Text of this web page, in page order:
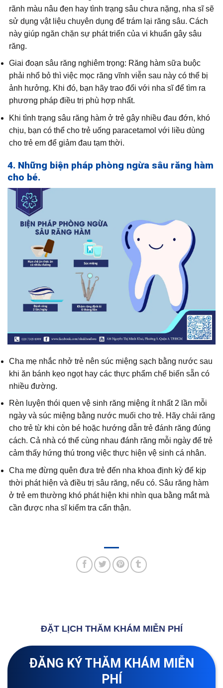
rãnh màu nâu đen hay tình trạng sâu chưa nặng, nha sĩ sẽ
sử dụng vật liệu chuyên dụng để trám lại răng sâu. Cách
này giúp ngăn chặn sự phát triển của vi khuẩn gây sâu
răng.
Giai đoạn sâu răng nghiêm trọng: Răng hàm sữa buộc
phải nhổ bỏ thì việc mọc răng vĩnh viễn sau này có thể bị
ảnh hưởng. Khi đó, bạn hãy trao đổi với nha sĩ để tìm ra
phương pháp điều trị phù hợp nhất.
Khi tình trạng sâu răng hàm ở trẻ gây nhiều đau đớn, khó
chịu, bạn có thể cho trẻ uống paracetamol với liều dùng
cho trẻ em để giảm đau tạm thời.
4. Những biện pháp phòng ngừa sâu răng hàm
cho bé.
Cha mẹ nhắc nhở trẻ nên súc miệng sạch bằng nước sau
khi ăn bánh kẹo ngọt hay các thực phẩm chế biến sẵn có
nhiều đường.
Rèn luyện thói quen vệ sinh răng miệng ít nhất 2 lần mỗi
ngày và súc miệng bằng nước muối cho trẻ. Hãy chải răng
cho trẻ từ khi còn bé hoặc hướng dẫn trẻ đánh răng đúng
cách. Cả nhà có thể cùng nhau đánh răng mỗi ngày để trẻ
cảm thấy hứng thú trong việc thực hiện vệ sinh cá nhân.
Cha mẹ đừng quên đưa trẻ đến nha khoa định kỳ để kịp
thời phát hiện và điều trị sâu răng, nếu có. Sâu răng hàm
ở trẻ em thường khó phát hiện khi nhìn qua bằng mắt mà
cần được nha sĩ kiểm tra cẩn thận.
ĐẶT LỊCH THĂM KHÁM MIỄN PHÍ
ĐĂNG KÝ THĂM KHÁM MIỄN
PHÍ